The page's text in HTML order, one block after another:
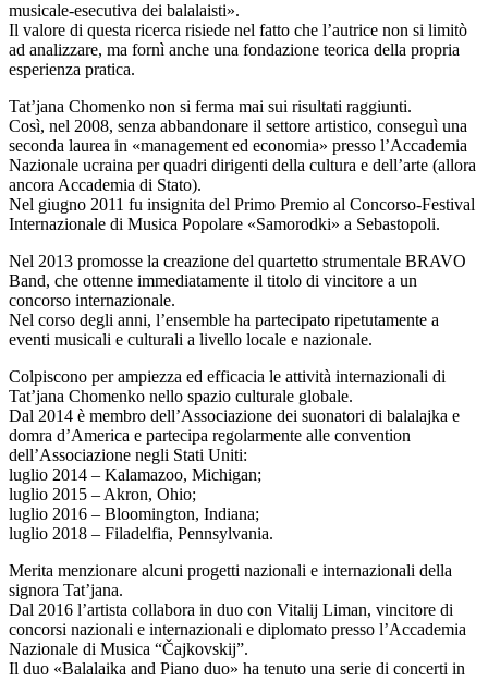
musicale-esecutiva dei balalaisti».
Il valore di questa ricerca risiede nel fatto che l’autrice non si limitò
ad analizzare, ma fornì anche una fondazione teorica della propria
esperienza pratica.
Tat’jana Chomenko non si ferma mai sui risultati raggiunti.
Così, nel 2008, senza abbandonare il settore artistico, conseguì una
seconda laurea in «management ed economia» presso l’Accademia
Nazionale ucraina per quadri dirigenti della cultura e dell’arte (allora
ancora Accademia di Stato).
Nel giugno 2011 fu insignita del Primo Premio al Concorso-Festival
Internazionale di Musica Popolare «Samorodki» a Sebastopoli.
Nel 2013 promosse la creazione del quartetto strumentale BRAVO
Band, che ottenne immediatamente il titolo di vincitore a un
concorso internazionale.
Nel corso degli anni, l’ensemble ha partecipato ripetutamente a
eventi musicali e culturali a livello locale e nazionale.
Colpiscono per ampiezza ed efficacia le attività internazionali di
Tat’jana Chomenko nello spazio culturale globale.
Dal 2014 è membro dell’Associazione dei suonatori di balalajka e
domra d’America e partecipa regolarmente alle convention
dell’Associazione negli Stati Uniti:
luglio 2014 – Kalamazoo, Michigan;
luglio 2015 – Akron, Ohio;
luglio 2016 – Bloomington, Indiana;
luglio 2018 – Filadelfia, Pennsylvania.
Merita menzionare alcuni progetti nazionali e internazionali della
signora Tat’jana.
Dal 2016 l’artista collabora in duo con Vitalij Liman, vincitore di
concorsi nazionali e internazionali e diplomato presso l’Accademia
Nazionale di Musica “Čajkovskij”.
Il duo «Balalaika and Piano duo» ha tenuto una serie di concerti in